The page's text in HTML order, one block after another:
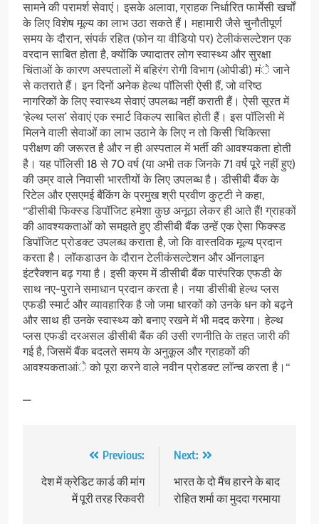
सामने की परामर्श सेवाएं। इसके अलावा, ग्राहक निर्धारित फार्मेसी खर्चों
के लिए विशेष मूल्य का लाभ उठा सकते हैं। महामारी जैसे चुनौतीपूर्ण
समय के दौरान, संपर्क रहित (फोन या वीडियो पर) टेलीकंसल्टेशन एक
वरदान साबित होता है, क्योंकि ज्यादातर लोग स्वास्थ्य और सुरक्षा
चिंताओं के कारण अस्पतालों में बहिरंग रोगी विभाग (ओपीडी) मंे जाने
से कतराते हैं। इन दिनों अनेक हेल्थ पाॅलिसी ऐसी हैं, जो वरिष्ठ
नागरिकों के लिए स्वास्थ्य सेवाएं उपलब्ध नहीं कराती हैं। ऐसी सूरत में
‘हेल्थ प्लस’ सेवाएं एक स्मार्ट विकल्प साबित होती हैं। इस पाॅलिसी में
मिलने वाली सेवाओं का लाभ उठाने के लिए न तो किसी चिकित्सा
परीक्षण की जरूरत है और न ही अस्पताल में भर्ती की आवश्यकता होती
है। यह पाॅलिसी 18 से 70 वर्ष (या अभी तक जिनके 71 वर्ष पूरे नहीं हुए)
की उम्र वाले निवासी भारतीयों के लिए उपलब्ध है। डीसीबी बैंक के
रिटेल और एसएमई बैंकिंग के प्रमुख श्री प्रवीण कुट्टी ने कहा,
‘‘डीसीबी फिक्स्ड डिपॉजिट हमेशा कुछ अनूठा लेकर ही आते हैं! ग्राहकों
की आवश्यकताओं को समझते हुए डीसीबी बैंक उन्हें एक ऐसा फिक्स्ड
डिपॉजिट प्रोडक्ट उपलब्ध कराता है, जो कि वास्तविक मूल्य प्रदान
करता है। लॉकडाउन के दौरान टेलीकंसल्टेशन और ऑनलाइन
इंटरैक्शन बढ़ गया है। इसी क्रम में डीसीबी बैंक पारंपरिक एफडी के
साथ नए-पुराने समाधान प्रदान करता है। नया डीसीबी हेल्थ प्लस
एफडी स्मार्ट और व्यावहारिक है जो जमा धारकों को उनके धन को बढ़ने
और साथ ही उनके स्वास्थ्य को बनाए रखने में भी मदद करेगा। हेल्थ
प्लस एफडी दरअसल डीसीबी बैंक की उसी रणनीति के तहत जारी की
गई है, जिसमें बैंक बदलते समय के अनुकूल और ग्राहकों की
आवश्यकताआंे को पूरा करने वाले नवीन प्रोडक्ट लाॅन्च करता है।‘‘
—
navigation
Previous:
देश में क्रेडिट कार्ड की मांग
में पूरी तरह रिकवरी
Next:
भारत के दो मैंच हारने के बाद
रोहित शर्मा का मुददा गरमाया